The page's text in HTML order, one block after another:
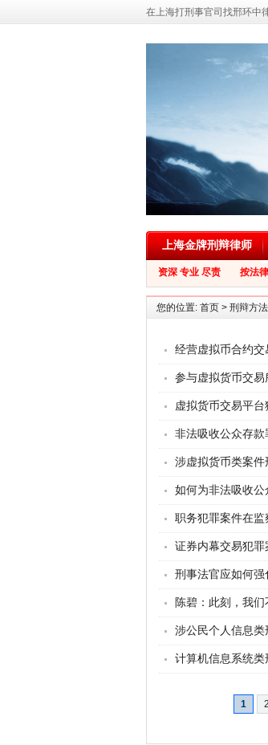
在上海打刑事官司找邢环中
上海金牌刑辩律师
资深 专业 尽责 按法律
您的位置: 首页 > 刑辩方法
经营虚拟币合约交
参与虚拟货币交
虚拟货币交易平
非法吸收公众存
涉虚拟货币类案件
如何为非法吸收公
职务犯罪案件在
证券内幕交易犯
刑事法官应如何
陈碧：此刻，我
涉公民个人信息
计算机信息系统
1 2